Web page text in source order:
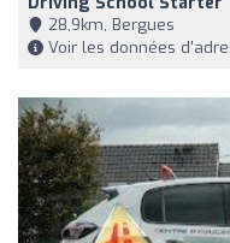
28,9km, Bergues
Voir les données